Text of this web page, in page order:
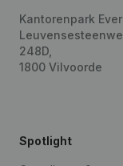
Kantorenpark
248D,
1800 Vilvoorde
Spotlight